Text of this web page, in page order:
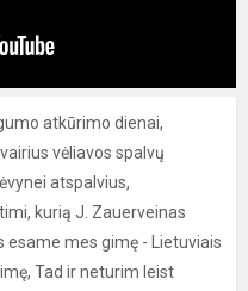
atkūrimo dienai,
vėliavos spalvų
atspalvius,
kurią J. Zauerveinas
esame mes gimę - Lietuviais
Tad ir neturim leist